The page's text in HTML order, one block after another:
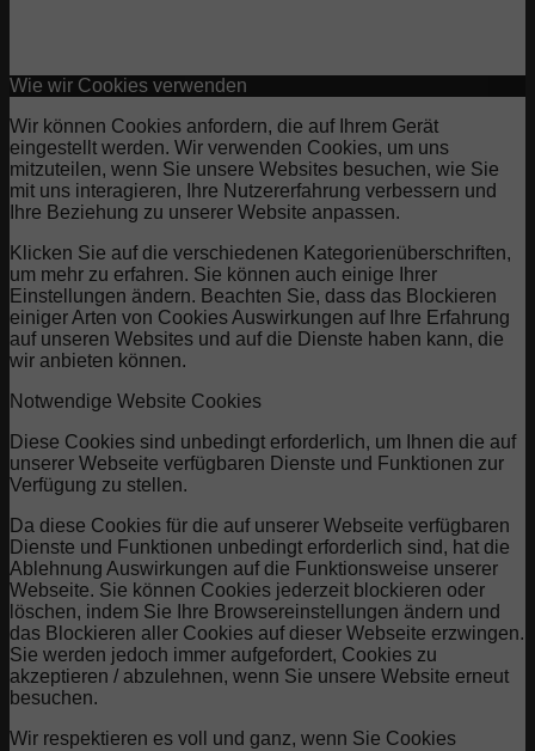
Wie wir Cookies verwenden
Wir können Cookies anfordern, die auf Ihrem Gerät
eingestellt werden. Wir verwenden Cookies, um uns
mitzuteilen, wenn Sie unsere Websites besuchen, wie Sie
mit uns interagieren, Ihre Nutzererfahrung verbessern und
Ihre Beziehung zu unserer Website anpassen.
Klicken Sie auf die verschiedenen Kategorienüberschriften,
um mehr zu erfahren. Sie können auch einige Ihrer
Einstellungen ändern. Beachten Sie, dass das Blockieren
einiger Arten von Cookies Auswirkungen auf Ihre Erfahrung
auf unseren Websites und auf die Dienste haben kann, die
wir anbieten können.
Notwendige Website Cookies
Diese Cookies sind unbedingt erforderlich, um Ihnen die auf
unserer Webseite verfügbaren Dienste und Funktionen zur
Verfügung zu stellen.
Da diese Cookies für die auf unserer Webseite verfügbaren
Dienste und Funktionen unbedingt erforderlich sind, hat die
Ablehnung Auswirkungen auf die Funktionsweise unserer
Webseite. Sie können Cookies jederzeit blockieren oder
löschen, indem Sie Ihre Browsereinstellungen ändern und
das Blockieren aller Cookies auf dieser Webseite erzwingen.
Sie werden jedoch immer aufgefordert, Cookies zu
akzeptieren / abzulehnen, wenn Sie unsere Website erneut
besuchen.
Wir respektieren es voll und ganz, wenn Sie Cookies